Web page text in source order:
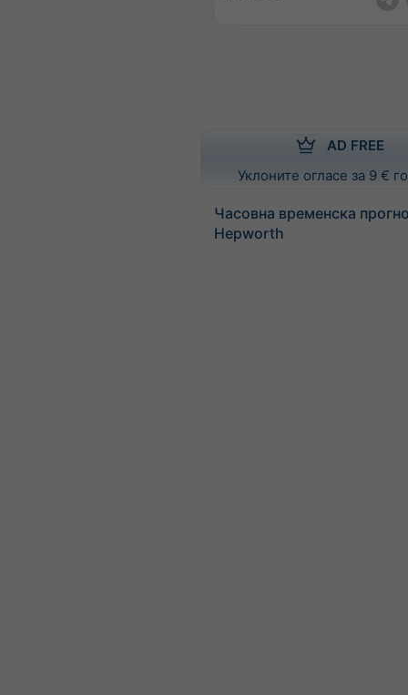
AD FREE
Уклоните огласе за 9 €
Часовна временска
Hepworth